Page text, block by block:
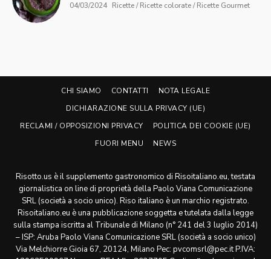
04/03/2024 Ricette / Ricette colorate / Ricette Gourmet
CHI SIAMO CONTATTI
NOTA LEGALE
DICHIARAZIONE SULLA PRIVACY (UE)
RECLAMI / OPPOSIZIONI PRIVACY
POLITICA DEI COOKIE (UE)
FUORI MENU
NEWS
Risotto.us è il supplemento gastronomico di Risoitaliano.eu, testata
giornalistica on line di proprietà della Paolo Viana Comunicazione
SRL (società a socio unico). Riso italiano è un marchio registrato.
Risoitaliano.eu è una pubblicazione soggetta e tutelata dalla legge
sulla stampa iscritta al Tribunale di Milano (n° 241 del 3 luglio 2014)
– ISP: Aruba Paolo Viana Comunicazione SRL (società a socio unico)
Via Melchiorre Gioia 67, 20124, Milano Pec: pvcomsrl@pec.it P.IVA: